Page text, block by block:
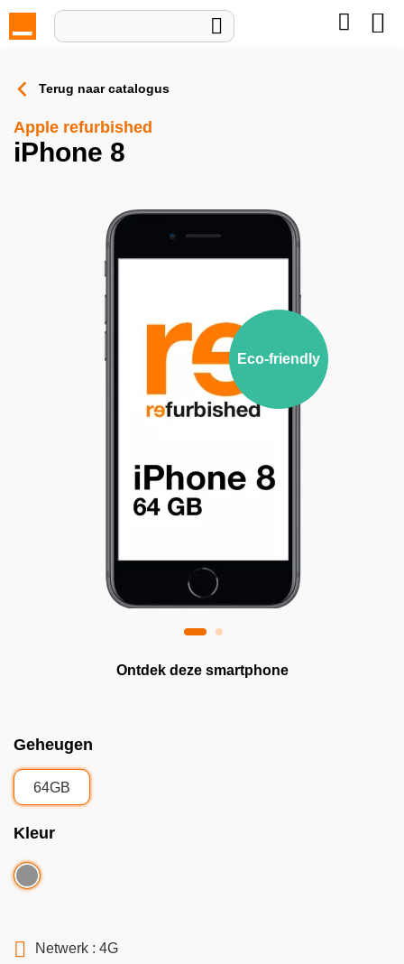
Mijn

Terug naar catalogus
Apple refurbished
iPhone 8
Kleur
Geheugen
64GB
Netwerk : 4G
Eco-friendly
Ontdek deze smartphone